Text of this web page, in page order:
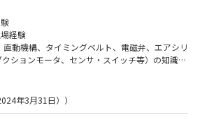
せて、事業に最適な設備の導入でフジクラの事
込み下記を遂行する
⇒設計、製作、設置、立上げ
・安全・省エネ）
経験
直動機構、タイミングベルト、電磁弁、エアシリ
ションモータ、センサ・スイッチ等）の知識、
験者のみならず、生産設備メーカー・FAメー
年3月31日））